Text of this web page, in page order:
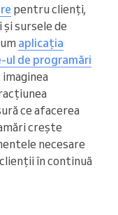
pentru clienți,
sursele de
aplicația
ul de programări
ce afacerea
crește
necesare
în continuă